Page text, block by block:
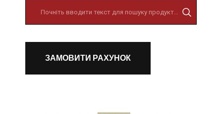
ЗАМОВИТИ РАХУНОК